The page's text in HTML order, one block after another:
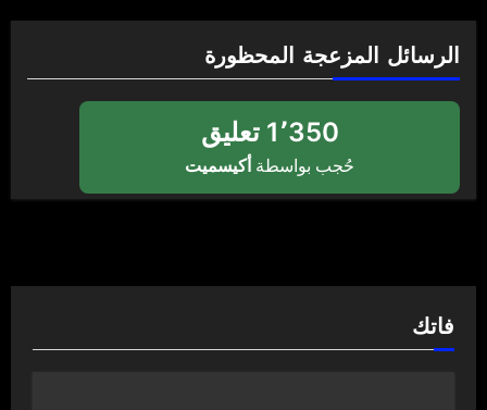
الرسائل المزعجة المحظورة
1٬350 تعليق
حُجب بواسطة أكيسميت
فاتك